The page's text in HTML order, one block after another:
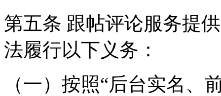
第五条 跟帖评论服务提
法履行以下义务：
（一）按照“后台实名、